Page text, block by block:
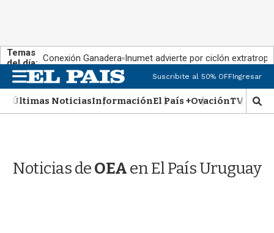
Temas
del día: Conexión Ganadera Inumet advierte por ciclón
M
e
n
u
Suscribite al 50% OFFIngresar
Últimas NoticiasInformaciónEl País +OvaciónTV Show
M
o
a
r
Noticias deOEAen El País Uruguay